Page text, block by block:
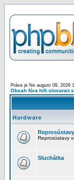
Práve je Ne august 09, 2026
Obsah fóra
Hardware
Reprosústavy
Reprosústavy
Sluchátka